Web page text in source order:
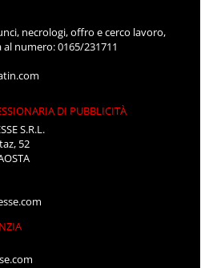
necrologi, offro e cerco lavoro,
numero: 0165/231711
DI PUBBLICITÀ
S.R.L.
52